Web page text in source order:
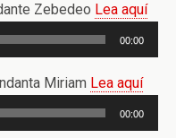
Zebedeo Lea aquí
00:00
Miriam Lea aquí
00:00